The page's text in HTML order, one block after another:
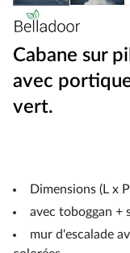
Cabane sur
avec
vert.
Dimensions (L x
avec toboggan +
mur d'escalade